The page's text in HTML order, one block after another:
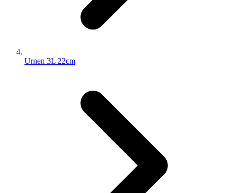
Urnen 3L 22cm